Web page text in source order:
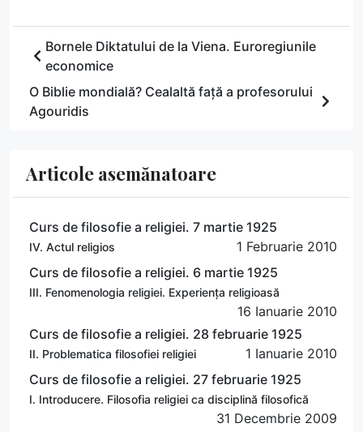
Bornele Diktatului de la Viena. Euroregiunile
economice
O Biblie mondială? Cealaltă față a profesorului
Agouridis
Articole asemănatoare
Curs de filosofie a religiei. 7 martie 1925
IV. Actul religios
1 Februarie 2010
Curs de filosofie a religiei. 6 martie 1925
III. Fenomenologia religiei. Experiența religioasă
16 Ianuarie 2010
Curs de filosofie a religiei. 28 februarie 1925
II. Problematica filosofiei religiei
1 Ianuarie 2010
Curs de filosofie a religiei. 27 februarie 1925
I. Introducere. Filosofia religiei ca disciplină filosofică
31 Decembrie 2009